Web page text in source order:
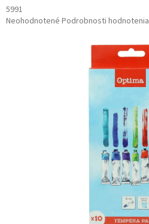
5991
Priemerné
Neohodnotené Podrobnosti hodnotenia